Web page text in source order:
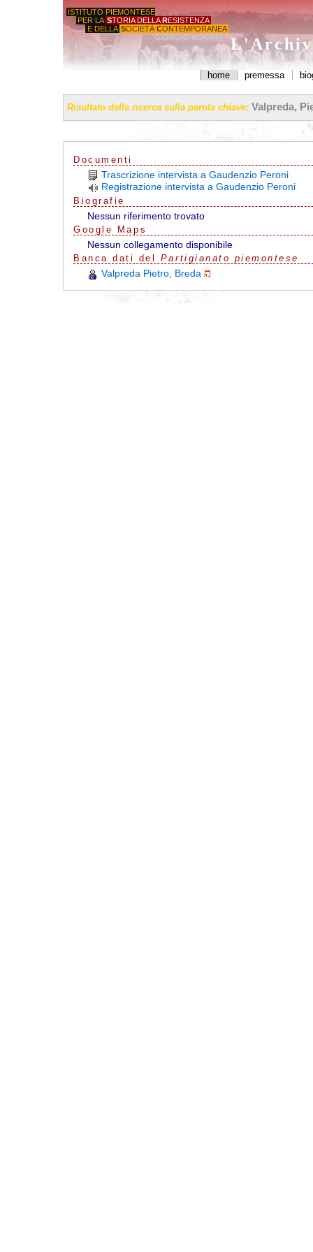
ISTITUTO PIEMONTESE
PER LA STORIA DELLA RESISTENZA
E DELLA SOCIETÀ CONTEMPORANEA
'GIORGIO AGOSTI'
home premessa
Risultato della ricerca sulla parola chiave: Valpreda,
Documenti
Trascrizione intervista a Gaudenzio Peroni
Registrazione intervista a Gaudenzio Peroni
Biografie
Nessun riferimento trovato
G oo g e Maps
Nessun collegamento disponibile
Banca dati del Partigianato piemontese
Valpreda Pietro, Breda